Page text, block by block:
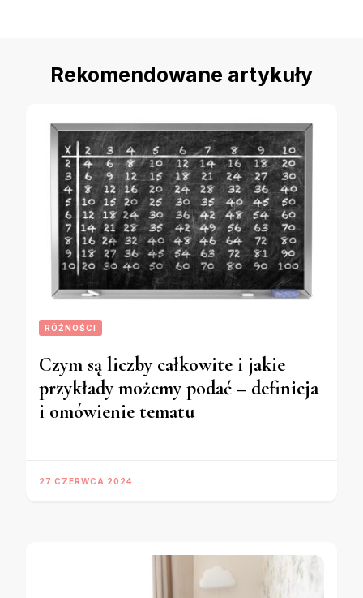
Rekomendowane artykuły
RÓŻNOŚCI
Czym są liczby całkowite i jakie
przykłady możemy podać – definicja
i omówienie tematu
27 CZERWCA 2024